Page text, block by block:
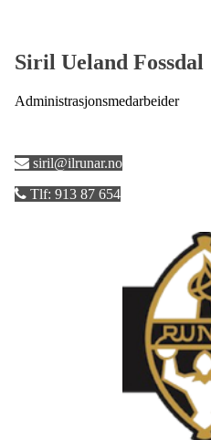
Siril Ueland Fossdal
Administrasjonsmedarbeider
siril@ilrunar.no
Tlf: 913 87 654